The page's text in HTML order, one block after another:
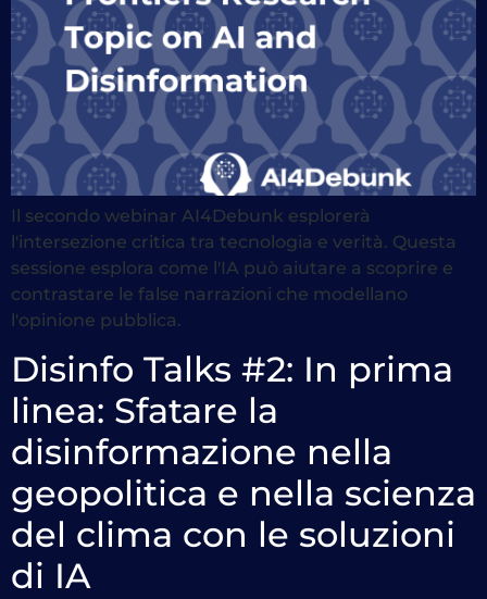
Il secondo webinar AI4Debunk esplorerà
l'intersezione critica tra tecnologia e verità. Questa
sessione esplora come l'IA può aiutare a scoprire e
contrastare le false narrazioni che modellano
l'opinione pubblica.
Disinfo Talks #2: In prima
linea: Sfatare la
disinformazione nella
geopolitica e nella scienza
del clima con le soluzioni
di IA